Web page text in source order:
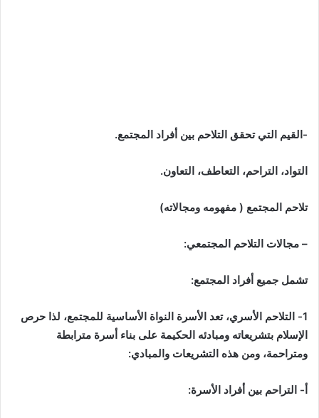
-القيم التي تحقق التلاحم بين أفراد المجتمع.
التواد، التراحم، التعاطف، التعاون.
تلاحم المجتمع ( مفهومه ومجالاته)
– مجالات التلاحم المجتمعي:
تشمل جميع أفراد المجتمع:
1- التلاحم الأسري، تعد الأسرة النواة الأساسية للمجتمع، لذا حرص
الإسلام بتشريعاته ومبادئه الحكيمة على بناء أسرة مترابطة
ومتراحمة، ومن هذه التشريعات والمبادي:
أ- التراحم بين أفراد الأسرة: